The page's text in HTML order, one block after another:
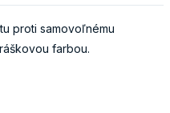
proti samovoľnému
farbou.